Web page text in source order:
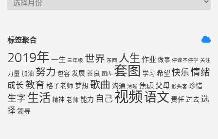
标签聚合
2019年 一生 三年级 世界 东西 人生 作业 做事 停课不停学 关注
力量 加油 努力 包容 发展善良 图库 套图 学习 希望 快乐情绪
成长 教育 格子老师梦想 歌曲 沟通 清晰 焦虑 父母 猴头客 珍惜
生字 生活 精神 老师 能力 自己 视频语文 责任过去 选
择 领导